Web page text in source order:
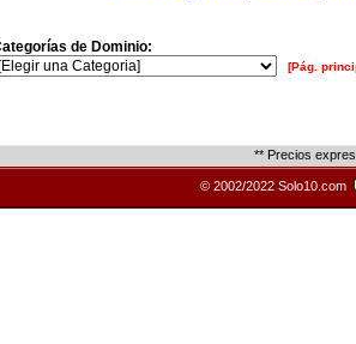
de Dominio:
[Pág.
** Precios
© 2002/2022 Solo10.com